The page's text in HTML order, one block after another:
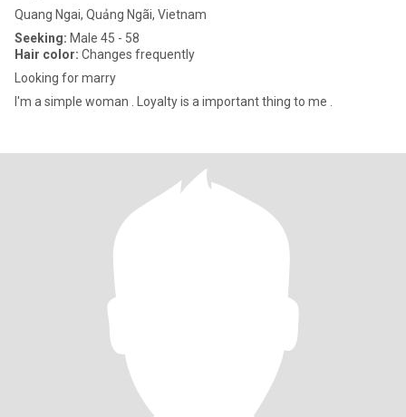
Quang Ngai, Quảng Ngãi, Vietnam
Seeking: Male 45 - 58
Hair color: Changes frequently
Looking for marry
I'm a simple woman . Loyalty is a important thing to me .